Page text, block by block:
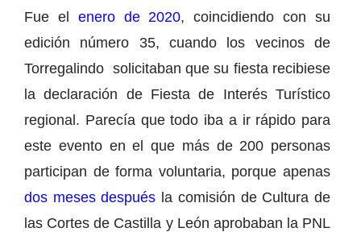
Fue el enero de 2020, coincidiendo con su
edición número 35, cuando los vecinos de
Torregalindo solicitaban que su fiesta recibiese
la declaración de Fiesta de Interés Turístico
regional. Parecía que todo iba a ir rápido para
este evento en el que más de 200 personas
participan de forma voluntaria, porque apenas
dos meses después la comisión de Cultura de
las Cortes de Castilla y León aprobaban la PNL